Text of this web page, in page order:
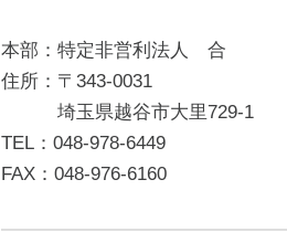
本部：特定非営利法人 合
住所：〒343-0031
埼玉県越谷市大里729-1
TEL：048-978-6449
FAX：048-976-6160